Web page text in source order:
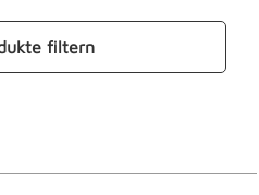
filtern